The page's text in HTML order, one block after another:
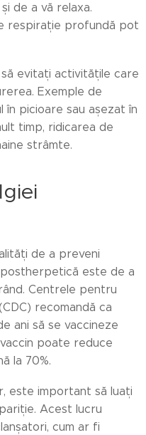
de a vă relaxa.
respirație profundă pot
evitați activitățile care
Exemple de
picioare sau așezat în
timp, ridicarea de
strâmte.
de a preveni
este de a
Centrele pentru
recomandă ca
ani să se vaccineze
poate reduce
la 70%.
este important să luați
Acest lucru
cum ar fi